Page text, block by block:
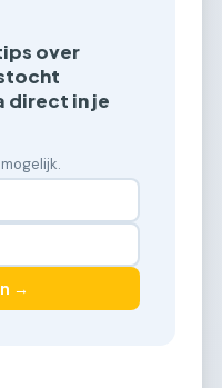
over
direct in je
→